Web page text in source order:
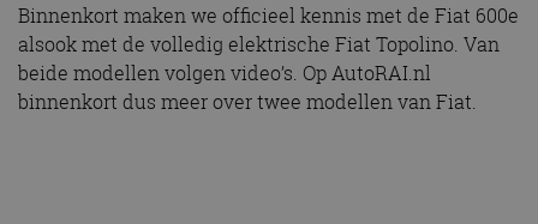
Binnenkort maken we officieel kennis met de Fiat 600e
alsook met de volledig elektrische Fiat Topolino. Van
beide modellen volgen video’s. Op AutoRAI.nl
binnenkort dus meer over twee modellen van Fiat.